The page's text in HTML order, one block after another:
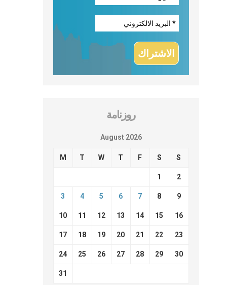
روزنامة
August 2026
M T W T F S S
1 2
3 4 5 6 7 8 9
10 11 12 13 14 15 16
17 18 19 20 21 22 23
24 25 26 27 28 29 30
31